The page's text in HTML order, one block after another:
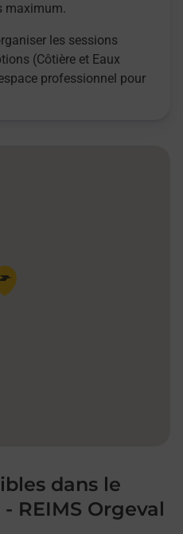
maximum.
les sessions
(Côtière et Eaux
professionnel pour
de la carte
dans le
REIMS Orgeval